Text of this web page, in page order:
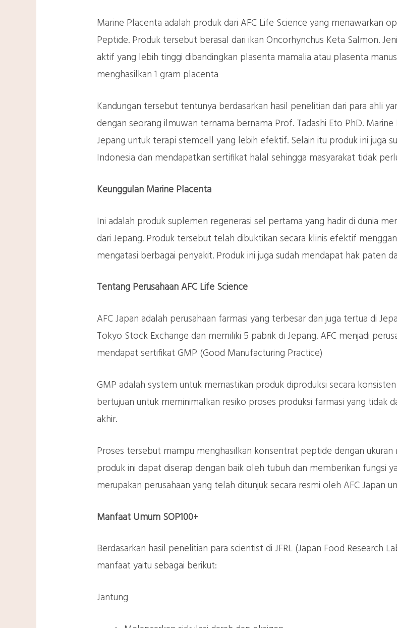
Marine Placenta adalah produk dari AFC Life Science yang menawarkan
Peptide. Produk tersebut berasal dari ikan Oncorhynchus Keta Salmon.
aktif yang lebih tinggi dibandingkan plasenta mamalia atau plasenta
menghasilkan 1 gram placenta
Kandungan tersebut tentunya berdasarkan hasil penelitian dari para ahli
dengan seorang ilmuwan ternama bernama Prof. Tadashi Eto PhD.
Jepang untuk terapi stemcell yang lebih efektif. Selain itu produk ini juga
Indonesia dan mendapatkan sertifikat halal sehingga masyarakat tidak
Keunggulan Marine Placenta
Ini adalah produk suplemen regenerasi sel pertama yang hadir di dunia
dari Jepang. Produk tersebut telah dibuktikan secara klinis efektif
mengatasi berbagai penyakit. Produk ini juga sudah mendapat hak paten
Tentang Perusahaan AFC Life Science
AFC Japan adalah perusahaan farmasi yang terbesar dan juga tertua di
Tokyo Stock Exchange dan memiliki 5 pabrik di Jepang. AFC menjadi
mendapat sertifikat GMP (Good Manufacturing Practice)
GMP adalah system untuk memastikan produk diproduksi secara
bertujuan untuk meminimalkan resiko proses produksi farmasi yang tidak
akhir.
Proses tersebut mampu menghasilkan konsentrat peptide dengan
produk ini dapat diserap dengan baik oleh tubuh dan memberikan fungsi
merupakan perusahaan yang telah ditunjuk secara resmi oleh AFC Japan
Manfaat Umum SOP100+
Berdasarkan hasil penelitian para scientist di JFRL (Japan Food Research
manfaat yaitu sebagai berikut:
Jantung